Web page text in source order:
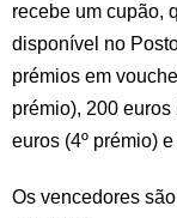
recebe um cupão,
disponível no
prémios em
prémio), 200 euros
euros (4º prémio)
Os vencedores